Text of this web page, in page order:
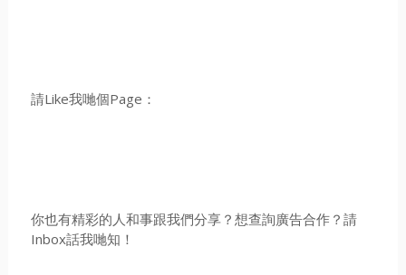
請Like我哋個Page：
你也有精彩的人和事跟我們分享？想查詢廣告合作？請
Inbox話我哋知！